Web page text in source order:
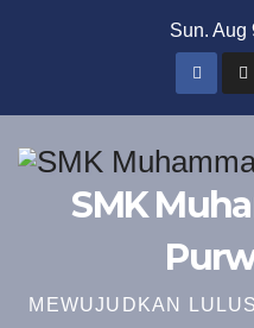
Sun. Aug
SMK
MEWUJUDKAN